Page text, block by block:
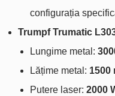
configurația
Trumpf Trumatic
Lungime metal:
Lățime metal: 1500
Putere laser: 2000